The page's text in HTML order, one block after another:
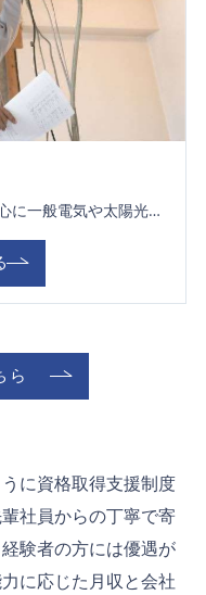
・主なプラントの電気設備工事を中心に一般電気や太陽光発電の工事も行ないます。 ＊現場エリア：全国 ＊長期出張あり：1～2ヶ月程度 ＊現場が北九州市内及び近郊の場合は、社用車（普通車、2tトラック等）を使用します。
ら
に資格取得支援制度
社員からの丁寧で寄
験者の方には優遇が
に応じた月収と会社